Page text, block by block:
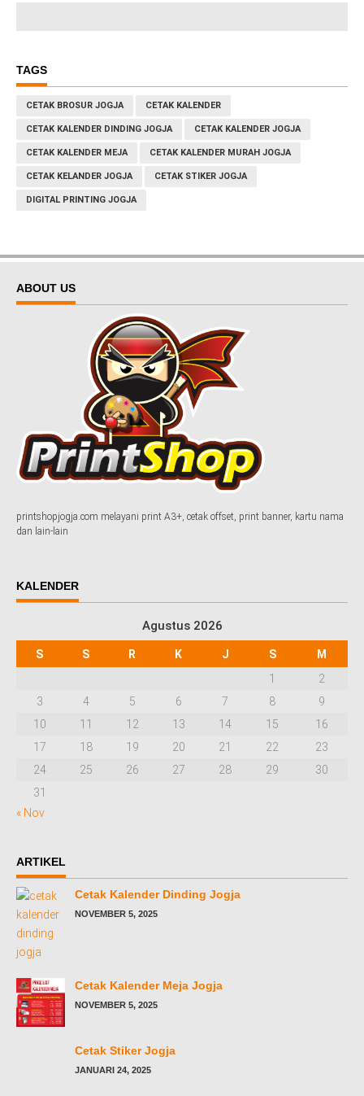
TAGS
CETAK BROSUR JOGJA CETAK KALENDER
CETAK KALENDER DINDING JOGJA CETAK KALENDER JOGJA
CETAK KALENDER MEJA CETAK KALENDER MURAH JOGJA
CETAK KELANDER JOGJA CETAK STIKER JOGJA
DIGITAL PRINTING JOGJA
ABOUT US
printshopjogja.com melayani print A3+, cetak offset, print banner, kartu nama
dan lain-lain
KALENDER
Agustus 2026
S S R K J S
M
1
2
3
4 5 6 7 8
9
10
11 12 13 14 15
16
17
18 19 20 21 22
23
24
25 26 27 28 29
30
31
« Nov
ARTIKEL
Cetak Kalender Dinding Jogja
NOVEMBER 5, 2025
Cetak Kalender Meja Jogja
NOVEMBER 5, 2025
Cetak Stiker Jogja
JANUARI 24, 2025